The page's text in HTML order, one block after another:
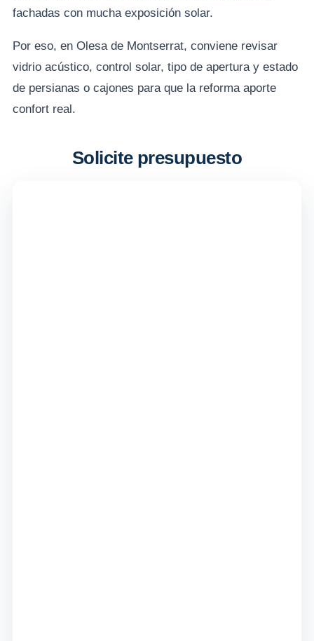
fachadas con mucha exposición solar.
Por eso, en Olesa de Montserrat, conviene revisar
vidrio acústico, control solar, tipo de apertura y estado
de persianas o cajones para que la reforma aporte
confort real.
Solicite presupuesto